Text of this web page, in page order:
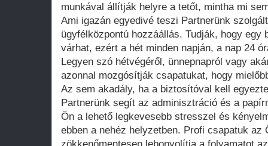
munkával állítják helyre a tetőt, mintha mi
Ami igazán egyedivé teszi Partnerünk
ügyfélközpontú hozzáállás. Tudják, hogy egy
várhat, ezért a hét minden napján, a nap 24
Legyen szó hétvégéről, ünnepnapról vagy
azonnal mozgósítják csapatukat, hogy
Az sem akadály, ha a biztosítóval kell
Partnerünk segít az adminisztráció és a
Ön a lehető legkevesebb stresszel és
ebben a nehéz helyzetben. Profi csapatuk